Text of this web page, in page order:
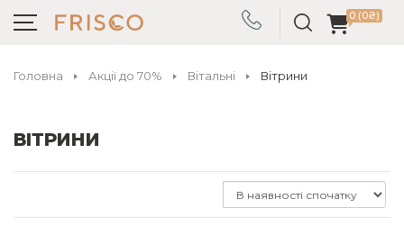
0 (0₴)
Головна Акції до 70% Вітальні Вітрини
ВІТРИНИ